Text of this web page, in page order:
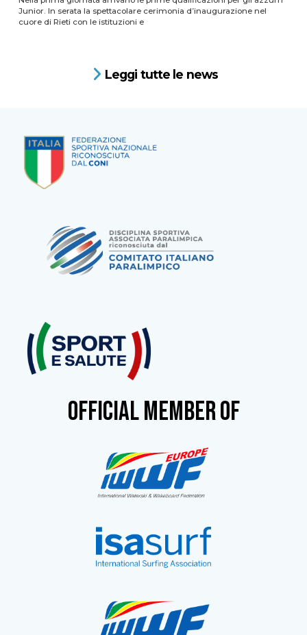
Junior. In serata la spettacolare cerimonia d’inaugurazione nel
cuore di Rieti con le istituzioni e
Leggi tutte le news
OFFICIAL MEMBER OF